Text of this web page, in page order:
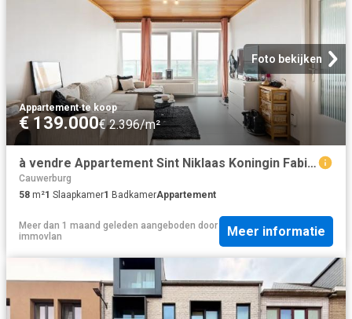
Foto bekijken
Appartement·te koop
€ 139.000€ 2.396/m²
à vendre Appartement Sint Niklaas Koningin Fabiolapark
Cauwerburg
58 m²1 Slaapkamer1 BadkamerAppartement
Meer dan 1 maand geleden aangeboden door
immovlan
Meer informatie